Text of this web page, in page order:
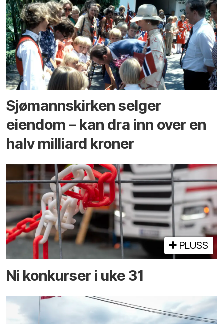
Sjømannskirken selger
eiendom – kan dra inn over en
halv milliard kroner
PLUSS
Ni konkurser i uke 31